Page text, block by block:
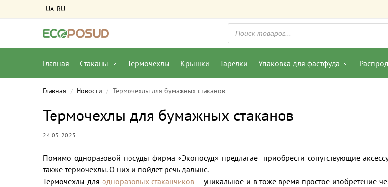
UA RU
Главная Стаканы Термочехлы Крышки Тарелки Упаковка для фастфуда
Главная / Новости / Термочехлы для бумажных стаканов
Термочехлы для бумажных стаканов
24.03.2025
Помимо одноразовой посуды фирма «Экопосуд» предлагает приобрести сопутствующие
также термочехлы. О них и пойдет речь дальше.
Термочехлы для одноразовых стаканчиков – уникальное и в тоже время простое изобретение